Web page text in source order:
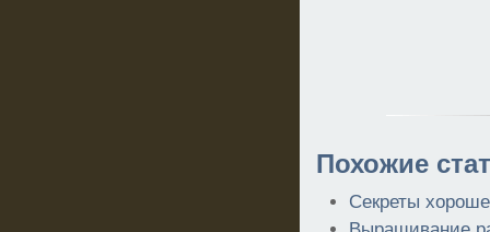
Похожие
Секреты